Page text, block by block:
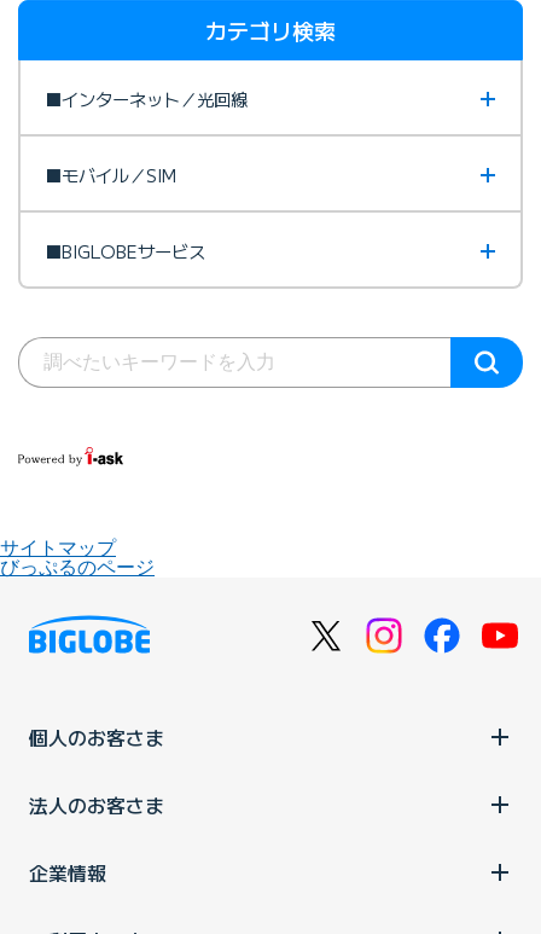
カテゴリ検索
■インターネット／光回線
■モバイル／SIM
■BIGLOBEサービス
サイトマップ
びっぷるのページ
個人のお客さま
法人のお客さま
企業情報